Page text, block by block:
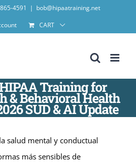
4591 | bob@hipaatraining.net
CART
Training for
& Behavioral Health
SUD & AI Update
salud mental y conductual
más sensibles de